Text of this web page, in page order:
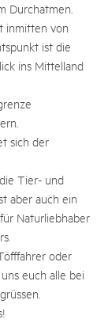
Durchatmen.
inmitten von
ist die
ins Mittelland
sich der
Tier- und
aber auch ein
Naturliebhaber
oder
euch alle bei